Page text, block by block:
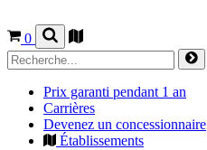
0
Prix garanti pendant 1 an
Carrières
Devenez un concessionnaire
Établissements